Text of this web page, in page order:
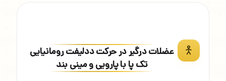
عضلات درگیر در حرکت ددلیفت رومانیایی
تک پا با پارویی و مینی بند